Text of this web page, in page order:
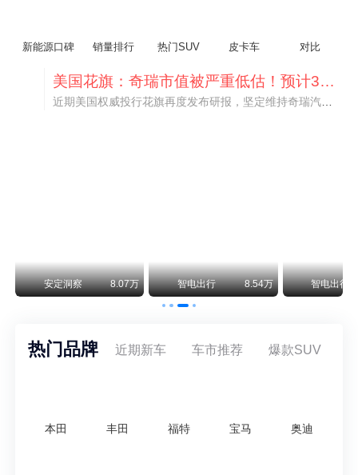
新能源口碑 销量排行 热门SUV 皮卡车 对比
美国花旗：奇瑞市值被严重低估！预计36港元/股
近期美国权威投行花旗再度发布研报，坚定维持奇瑞汽车（09973.HK）买入评级，将其合理目标价定格在36港元/股。对照公司最新25.46港元的二级市场现价，这一目标价意味着股价存在41.4%的可观上行空间，花旗直言，当前资本市场受短期市场情绪、国内车市价格战扰动，明显低估了奇瑞长期价值与全球化成长潜力。
安定洞察 8.07万 智电出行 8.54万 智电出行
热门品牌 近期新车 车市推荐 爆款SUV
本田 丰田 福特 宝马 奥迪